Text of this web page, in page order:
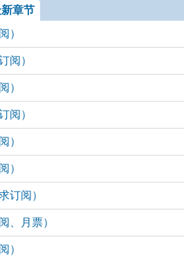
新章节
）
阅）
）
阅）
）
）
订阅）
、月票）
）